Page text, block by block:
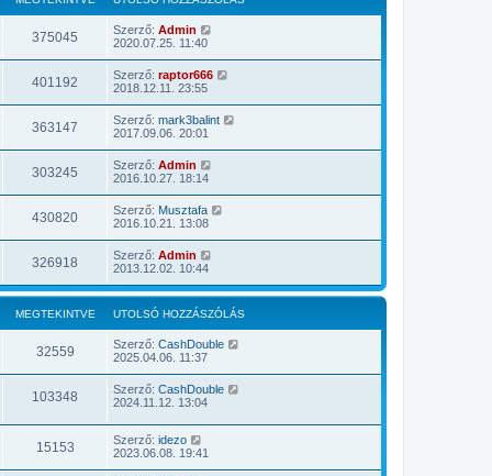
ó
s
m
e
t
i
375045 Szerző: Admin
2020.07.25. 11:40
401192 Szerző: raptor666
2018.12.11. 23:55
363147 Szerző: mark3balint
2017.09.06. 20:01
303245 Szerző: Admin
2016.10.27. 18:14
430820 Szerző: Musztafa
2016.10.21. 13:08
326918 Szerző: Admin
2013.12.02. 10:44
MEGTEKINTVE UTOLSÓ HOZZÁSZÓLÁS
32559 Szerző: CashDouble
2025.04.06. 11:37
103348 Szerző: CashDouble
2024.11.12. 13:04
15153 Szerző: idezo
2023.06.08. 19:41